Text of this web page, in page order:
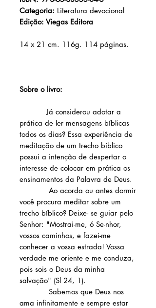
Categoria: Literatura devocional
Edição: Viegas Editora
14 x 21 cm. 116g. 114 páginas.
Sobre o livro:
Já considerou adotar a
prática de ler mensagens bíblicas
todos os dias? Essa experiência de
meditação de um trecho bíblico
possui a intenção de despertar o
interesse de colocar em prática os
ensinamentos da Palavra de Deus.
Ao acorda ou antes dormir
você procura meditar sobre um
trecho bíblico? Deixe- se guiar pelo
Senhor: "Mostrai-me, ó Se-nhor,
vossos caminhos, e fazei-me
conhecer a vossa estrada! Vossa
verdade me oriente e me conduza,
pois sois o Deus da minha
salvação" (Sl 24, 1).
Sabemos que Deus nos
ama infinitamente e sempre estar